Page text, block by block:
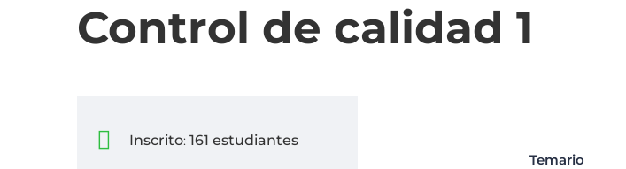
Control de calidad 1
Inscrito: 161 estudiantes
Temario